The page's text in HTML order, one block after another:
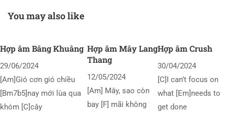
You may also like
Hợp âm Bâng Khuâng
29/06/2024
[Am]Gió cơn gió chiều
[Bm7b5]nay mới lùa qua
khóm [C]cây
Hợp âm Mây Lang
Thang
12/05/2024
[Am] Mây, sao còn
bay [F] mãi không
Hợp âm Crush
30/04/2024
[C]I can’t focus on
what [Em]needs to
get done